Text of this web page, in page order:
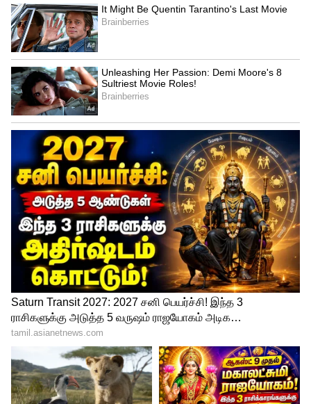
Bigg boss season 7 lovers:
இதனை விசித்ரா, ஐஷு, பிரதீப் ஆகியோர்
நேரடியாக கேட்டு விட்டாலும்... மற்றவர்கள்
பின்னால் பேசிக்கொள்கிறார்கள்.
எல்லோரும் கேட்ட போது, நாங்கள்
காதலர்கள் இல்லை, நண்பர்கள் தான்
என்றும், இதுவரை நாங்க காதலிப்பது
குறித்து யோசிக்கவில்லை, நீங்களே பேசி
காதலை வரவெச்சுடுவீங்க என செம்ம
உருட்டு உருட்டி வந்தனர்.
டீப் நெக் கவர்ச்சியில் லோ ஆங்கில்
போஸ் கொடுத்த ரம்யா பாண்டியன்!
பார்த்தாலே போதை ஏற்றும் ஸ்டன்னிங்